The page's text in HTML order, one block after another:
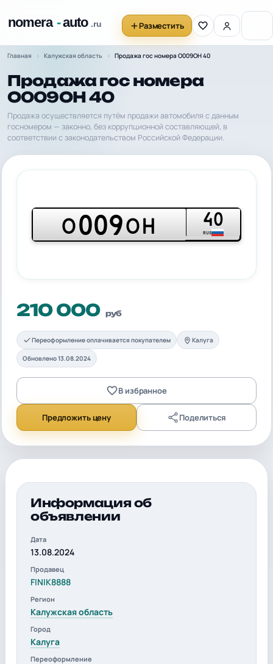
Разместить
Главная Калужская область Продажа гос номера О009ОН 40
Продажа гос номера
О009ОН 40
Продажа осуществляется путём продажи автомобиля с данным
госномером — законно, без коррупционной составляющей, в
соответствии с законодательством Российской Федерации.
О009ОН 40
RUS
210 000 руб
Переоформление оплачивается покупателем Калуга
Обновлено 13.08.2024
В избранное
Предложить цену Поделиться
Информация об
объявлении
Дата
13.08.2024
Продавец
FINIK8888
Регион
Калужская область
Город
Калуга
Переоформление